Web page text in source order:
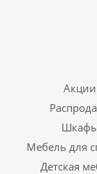
Акции
Мебель для
Детская